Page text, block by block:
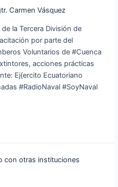
Carmen Vásquez
la Tercera División de
por parte del
Voluntarios de #Cuenca
acciones prácticas
Ej{ercito Ecuatoriano
#RadioNaval #SoyNaval